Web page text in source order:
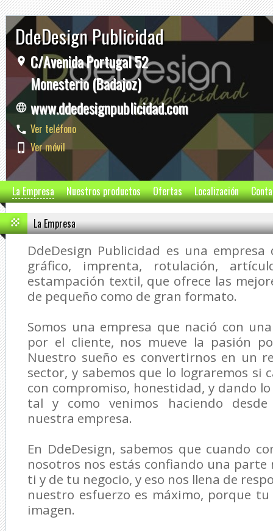
DdeDesign Publicidad
C/Avenida Portugal 52
Monesterio (Badajoz)
www.ddedesignpublicidad.com
Ver teléfono
Ver móvil
La Empresa Nuestros productos Ofertas Localización
La Empresa
DdeDesign Publicidad es una empresa
gráfico, imprenta, rotulación,
estampación textil, que ofrece las
de pequeño como de gran formato.
Somos una empresa que nació con
por el cliente, nos mueve la pasión
Nuestro sueño es convertirnos en un
sector, y sabemos que lo lograremos si
con compromiso, honestidad, y dando
tal y como venimos haciendo
nuestra empresa.
En DdeDesign, sabemos que cuando
nosotros nos estás confiando una
ti y de tu negocio, y eso nos llena de
nuestro esfuerzo es máximo, porque
imagen.